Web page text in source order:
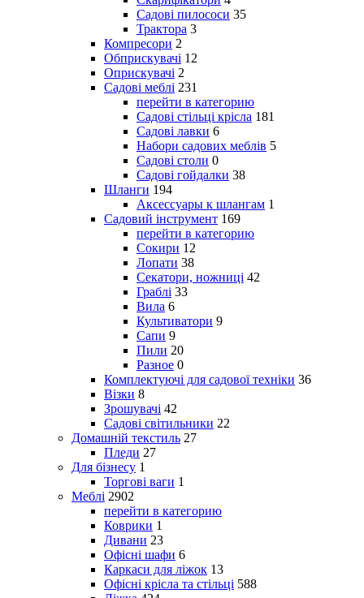
Садові пилососи 35
Трактора 3
Компресори 2
Обприскувачі 12
Оприскувачі 2
Садові меблі 231
перейти в категорию
Садові стільці крісла 181
Садові лавки 6
Набори садових меблів 5
Садові столи 0
Садові гойдалки 38
Шланги 194
Аксессуары к шлангам 1
Садовий інструмент 169
перейти в категорию
Сокири 12
Лопати 38
Секатори, ножниці 42
Граблі 33
Вила 6
Культиватори 9
Сапи 9
Пили 20
Разное 0
Комплектуючі для садової техніки 36
Візки 8
Зрошувачі 42
Садові світильники 22
Домашній текстиль 27
Пледи 27
Для бізнесу 1
Торгові ваги 1
Меблі 2902
перейти в категорию
Коврики 1
Дивани 23
Офісні шафи 6
Каркаси для ліжок 13
Офісні крісла та стільці 588